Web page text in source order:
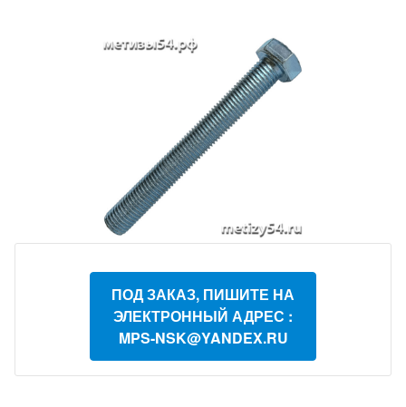
ПОД ЗАКАЗ, ПИШИТЕ НА
ЭЛЕКТРОННЫЙ АДРЕС :
MPS-NSK@YANDEX.RU